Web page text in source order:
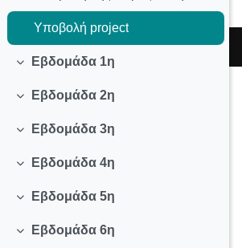
Υποβολή project
Collapse
Εβδομάδα 1η
Collapse
Εβδομάδα 2η
Collapse
Εβδομάδα 3η
Collapse
Εβδομάδα 4η
Collapse
Εβδομάδα 5η
Collapse
Εβδομάδα 6η